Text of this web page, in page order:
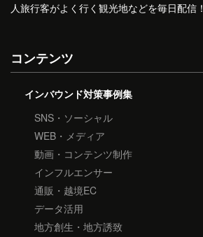
人旅行客がよく行く観光地などを毎日配信！
コンテンツ
インバウンド対策事例集
SNS・ソーシャル
WEB・メディア
動画・コンテンツ制作
インフルエンサー
通販・越境EC
データ活用
地方創生・地方誘致